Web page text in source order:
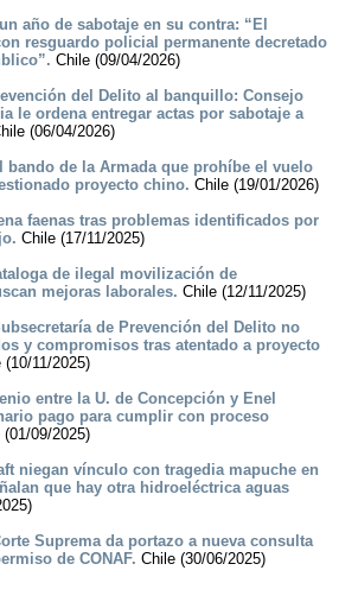
año de sabotaje en su contra: “El
resguardo policial permanente decretado
Chile (09/04/2026)
del Delito al banquillo: Consejo
le ordena entregar actas por sabotaje a
(06/04/2026)
bando de la Armada que prohíbe el vuelo
proyecto chino. Chile (19/01/2026)
faenas tras problemas identificados por
Chile (17/11/2025)
de ilegal movilización de
mejoras laborales. Chile (12/11/2025)
de Prevención del Delito no
y compromisos tras atentado a proyecto
(10/11/2025)
entre la U. de Concepción y Enel
pago para cumplir con proceso
(01/09/2025)
niegan vínculo con tragedia mapuche en
que hay otra hidroeléctrica aguas
Suprema da portazo a nueva consulta
de CONAF. Chile (30/06/2025)